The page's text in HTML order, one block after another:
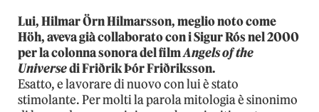
Lui, Hilmar Örn Hilmarsson, meglio noto come
Höh, aveva già collaborato con i Sigur Rós nel 2000
per la colonna sonora del filmAngels of the
Universedi Friðrik Þór Friðriksson.
Esatto, e lavorare di nuovo con lui è stato
stimolante. Per molti la parola mitologia è sinonimo